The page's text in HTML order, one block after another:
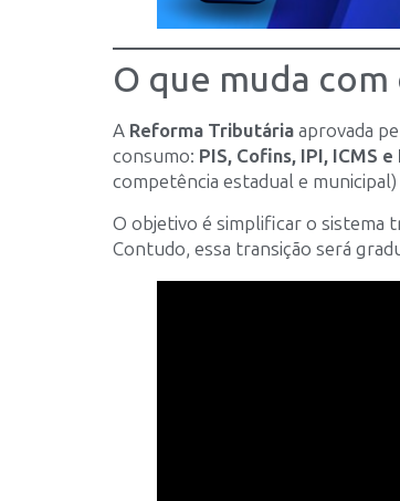
O que muda com
A Reforma Tributária aprovada
consumo: PIS, Cofins, IPI, ICMS e
competência estadual e municipal)
O objetivo é simplificar o sistema
Contudo, essa transição será